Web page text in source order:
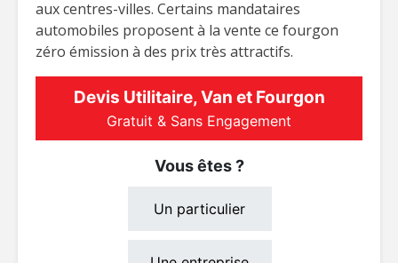
aux centres-villes. Certains mandataires
automobiles proposent à la vente ce fourgon
zéro émission à des prix très attractifs.